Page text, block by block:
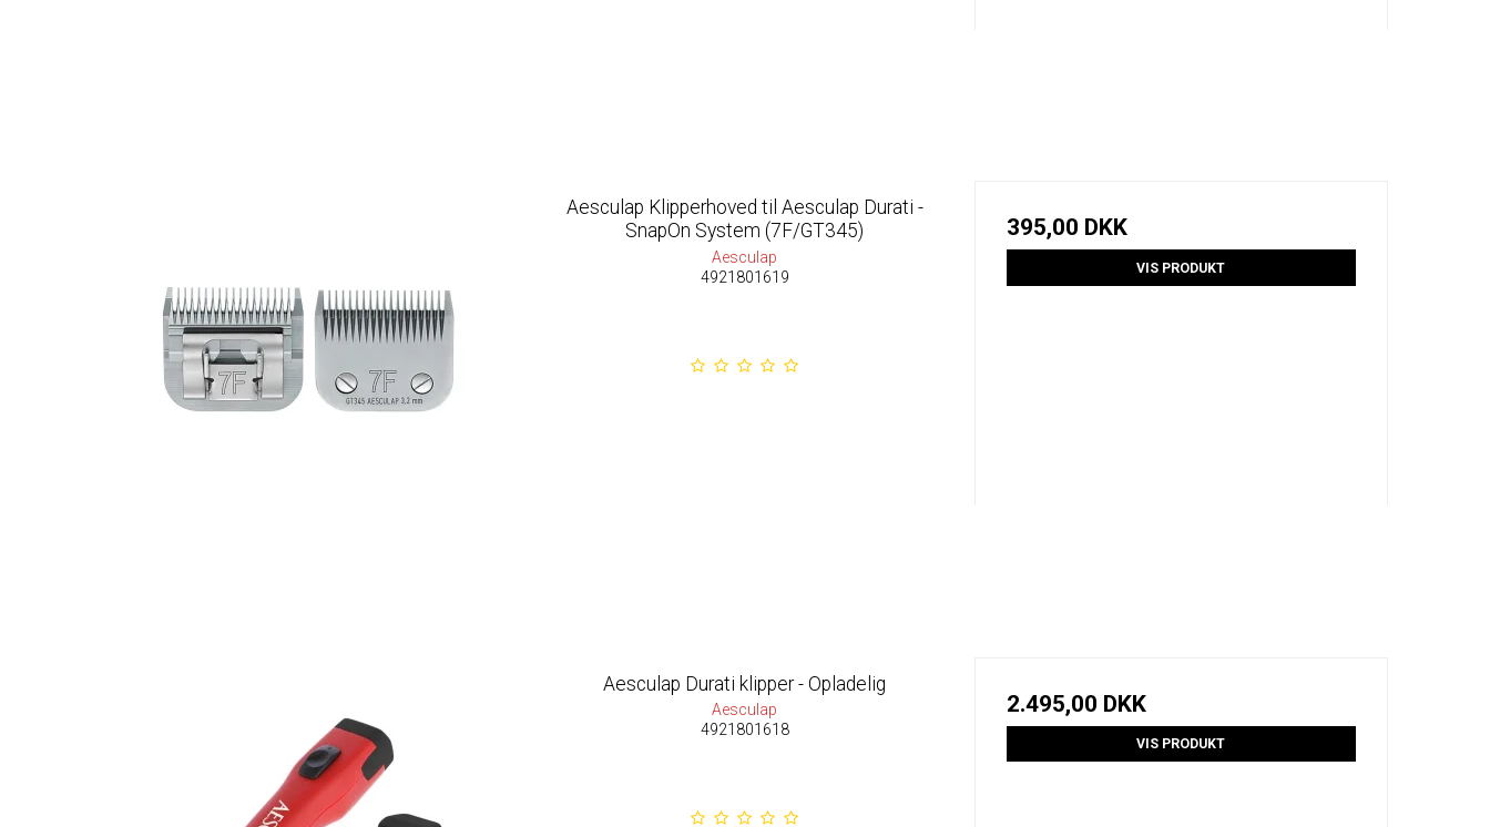
Aesculap Klipperhoved til Aesculap Durati -
SnapOn System (7F/GT345)
Aesculap
4921801619
395,00 DKK
VIS PRODUKT
Aesculap Durati klipper - Opladelig
Aesculap
4921801618
2.495,00 DKK
VIS PRODUKT